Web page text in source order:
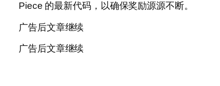
Piece 的最新代码，以确保奖励源源不断。
广告后文章继续
广告后文章继续